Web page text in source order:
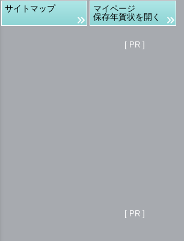
サイトマップ
マイページ
保存年賀状を開く
[ PR ]
[ PR ]